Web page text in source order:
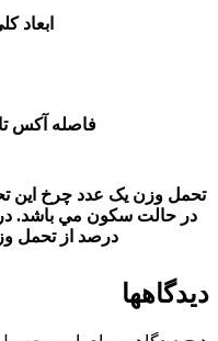
ابعاد
فاصله آکس
تحمل وزن یک عدد چرخ این
درصد از تحمل
دیدگاهها